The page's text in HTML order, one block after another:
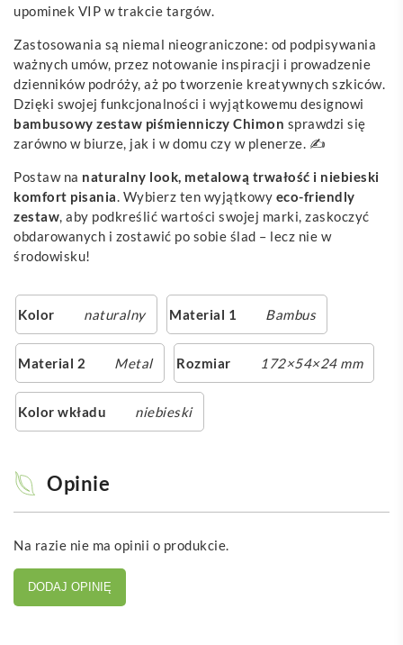
upominek VIP w trakcie targów.
Zastosowania są niemal nieograniczone: od podpisywania
ważnych umów, przez notowanie inspiracji i prowadzenie
dzienników podróży, aż po tworzenie kreatywnych szkiców.
Dzięki swojej funkcjonalności i wyjątkowemu designowi
bambusowy zestaw piśmienniczy Chimon sprawdzi się
zarówno w biurze, jak i w domu czy w plenerze. ✍️
Postaw na naturalny look, metalową trwałość i niebieski
komfort pisania. Wybierz ten wyjątkowy eco-friendly
zestaw, aby podkreślić wartości swojej marki, zaskoczyć
obdarowanych i zostawić po sobie ślad – lecz nie w
środowisku!
Kolor naturalny Material 1 Bambus
Material 2 Metal Rozmiar 172×54×24 mm
Kolor wkładu niebieski
Opinie
Na razie nie ma opinii o produkcie.
DODAJ OPINIĘ